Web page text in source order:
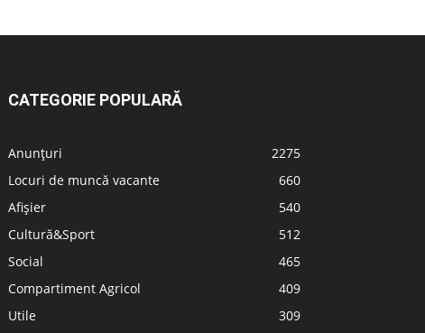
CATEGORIE POPULARĂ
Anunțuri
2275
Locuri de muncă vacante
660
Afișier
540
Cultură&Sport
512
Social
465
Compartiment Agricol
409
Utile
309